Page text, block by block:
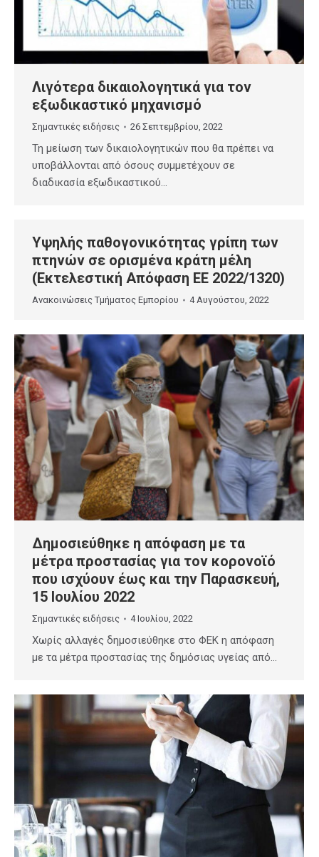
Λιγότερα δικαιολογητικά για τον
εξωδικαστικό μηχανισμό
Σημαντικές ειδήσεις 26 Σεπτεμβρίου, 2022
Τη μείωση των δικαιολογητικών που θα πρέπει να
υποβάλλονται από όσους συμμετέχουν σε
διαδικασία εξωδικαστικού…
Υψηλής παθογονικότητας γρίπη των
πτηνών σε ορισμένα κράτη μέλη
(Εκτελεστική Απόφαση ΕΕ 2022/1320)
Ανακοινώσεις Τμήματος Εμπορίου 4 Αυγούστου, 2022
Δημοσιεύθηκε η απόφαση με τα
μέτρα προστασίας για τον κορονοϊό
που ισχύουν έως και την Παρασκευή,
15 Ιουλίου 2022
Σημαντικές ειδήσεις 4 Ιουλίου, 2022
Χωρίς αλλαγές δημοσιεύθηκε στο ΦΕΚ η απόφαση
με τα μέτρα προστασίας της δημόσιας υγείας από…